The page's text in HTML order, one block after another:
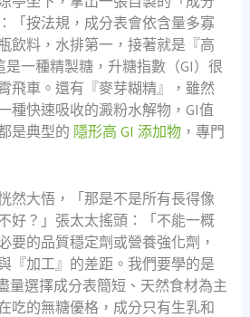
「按法規，成分表會依含量多寡
飲料，水排第一，接著就是『高
一種精製糖，升糖指數（GI）很
飛車。還有『麥芽糊精』，雖然
種快速吸收的澱粉水解物，GI值
是典型的 隱形高 GI 添加物，專門
然大悟，「那是不是所有長得像
好？」張太太搖頭：「不能一概
要的品質穩定劑或營養強化劑，
『加工』的差距。我們要學的是
選擇成分表簡短、天然食材為主
吃的無糖優格，成分只有生乳和